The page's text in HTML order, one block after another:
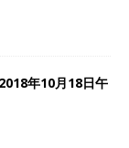
年10月18日午